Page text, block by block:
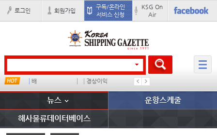
로그인 회원가입
구독/온라인
서비스 신청
KSG On
Air
배 경상이익 부산신항
뉴스 운항스케줄
해사물류데이터베이스